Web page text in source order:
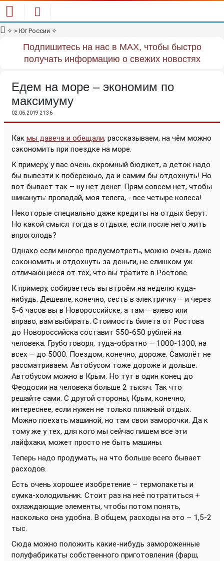
✧ > Юг России ✧
Подпишитесь на нас в MAX, чтобы быстро
получать информацию о свежих новостях
Едем на море – экономим по
максимуму
02.06.2019 21:36
Как мы давеча и обещали, рассказываем, на чём можно
сэкономить при поездке на море.
К примеру, у вас очень скромный бюджет, а деток надо
бы вывезти к побережью, да и самим бы отдохнуть! Но
вот бывает так – ну нет денег. Прям совсем нет, чтобы
шикануть: пропадай, моя телега, - все четыре колеса!
Некоторые специально даже кредиты на отдых берут.
Но какой смысл тогда в отдыхе, если после него жить
впроголодь?
Однако если многое предусмотреть, можно очень даже
сэкономить и отдохнуть за деньги, не слишком уж
отличающиеся от тех, что вы тратите в Ростове.
К примеру, собираетесь вы втроём на неделю куда-
нибудь. Дешевле, конечно, сесть в электричку – и через
5-6 часов вы в Новороссийске, а там – влево или
вправо, вам выбирать. Стоимость билета от Ростова
до Новороссийска составит 550-650 рублей на
человека. Грубо говоря, туда-обратно – 1000-1300, на
всех – до 5000. Поездом, конечно, дороже. Самолёт не
рассматриваем. Автобусом тоже дороже и дольше.
Автобусом можно в Крым. Но тут в один конец до
Феодосии на человека больше 2 тысяч. Так что
решайте сами. С другой стороны, Крым, конечно,
интереснее, если нужен не только пляжный отдых.
Можно поехать машиной, но там свои заморочки. Да к
тому же у тех, для кого мы сейчас пишем все эти
лайфхаки, может просто не быть машины.
Теперь надо продумать, на что больше всего бывает
расходов.
Есть очень хорошее изобретение – термопакеты и
сумка-холодильник. Стоит раз на неё потратиться +
охлаждающие элементы, чтобы потом понять,
насколько она удобна. В общем, расходы на это – 1,5-2
тыс.
Сюда можно положить какие-нибудь замороженные
полуфабрикаты собственного приготовления (фарш,